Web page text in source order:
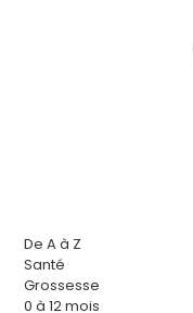
De A à Z
Santé
Grossesse
0 à 12 mois